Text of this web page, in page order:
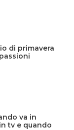
di primavera
va in
tv e quando